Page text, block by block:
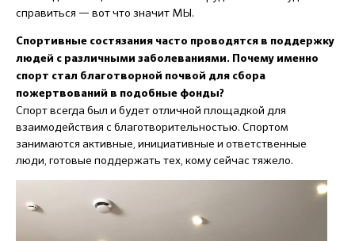
справиться — вот что значит МЫ.
Спортивные состязания часто проводятся в поддержку
людей с различными заболеваниями. Почему именно
спорт стал благотворной почвой для сбора
пожертвований в подобные фонды?
Спорт всегда был и будет отличной площадкой для
взаимодействия с благотворительностью. Спортом
занимаются активные, инициативные и ответственные
люди, готовые поддержать тех, кому сейчас тяжело.